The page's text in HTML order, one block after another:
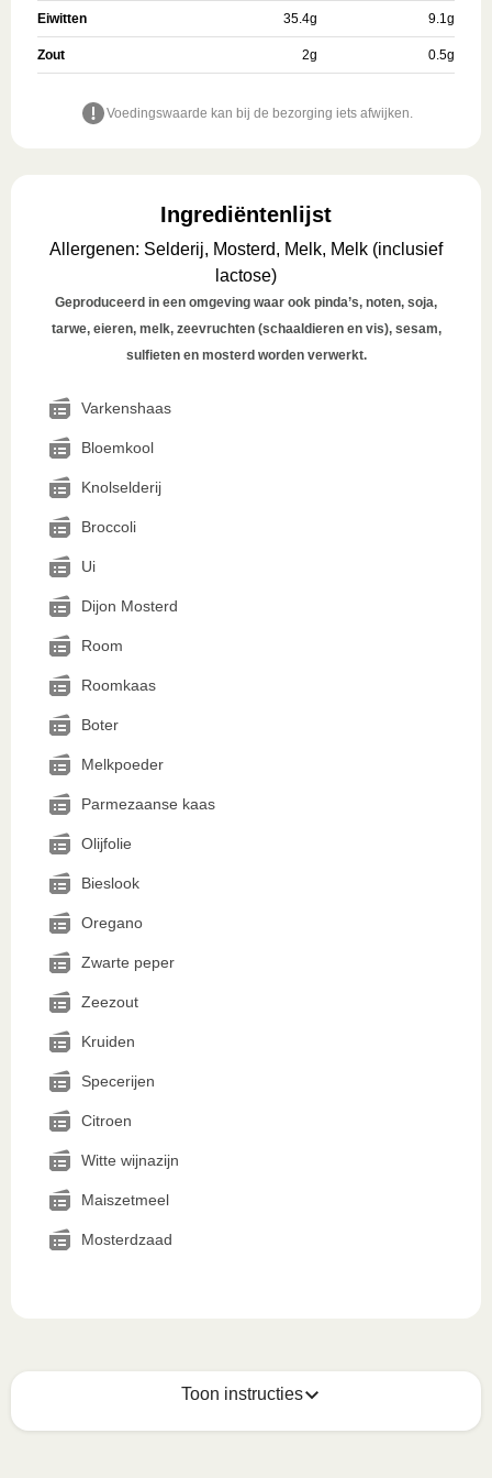
Eiwitten 35.4g 9.1g
Zout 2g 0.5g
Voedingswaarde kan bij de bezorging iets afwijken.
Ingrediëntenlijst
Allergenen: Selderij, Mosterd, Melk, Melk (inclusief
lactose)
Geproduceerd in een omgeving waar ook pinda’s, noten, soja,
tarwe, eieren, melk, zeevruchten (schaaldieren en vis), sesam,
sulfieten en mosterd worden verwerkt.
Varkenshaas
Bloemkool
Knolselderij
Broccoli
Ui
Dijon Mosterd
Room
Roomkaas
Boter
Melkpoeder
Parmezaanse kaas
Olijfolie
Bieslook
Oregano
Zwarte peper
Zeezout
Kruiden
Specerijen
Citroen
Witte wijnazijn
Maiszetmeel
Mosterdzaad
Toon instructies
Zo geniet je er op z'n best van